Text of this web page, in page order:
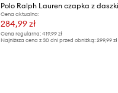
Cena aktualna:
284,99 zł
Cena regularna: 419,99 zł
Najniższa cena z 30 dni przed obniżką: 299,99 zł